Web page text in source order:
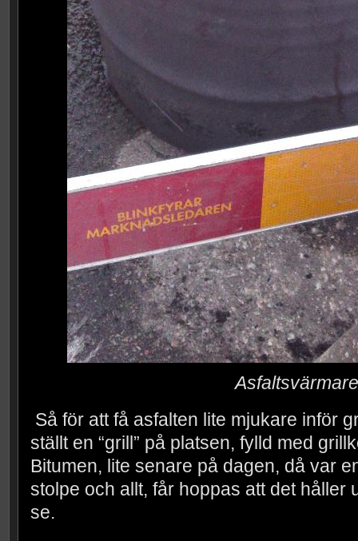
Asfaltsvärmare
Så för att få asfalten lite mjukare inför
ställt en “grill” på platsen, fylld med
Bitumen, lite senare på dagen, då var
stolpe och allt, får hoppas att det håller
se.